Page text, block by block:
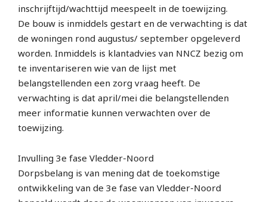
inschrijftijd/wachttijd meespeelt in de toewijzing.
De bouw is inmiddels gestart en de verwachting is dat
de woningen rond augustus/ september opgeleverd
worden. Inmiddels is klantadvies van NNCZ bezig om
te inventariseren wie van de lijst met
belangstellenden een zorg vraag heeft. De
verwachting is dat april/mei die belangstellenden
meer informatie kunnen verwachten over de
toewijzing.
Invulling 3e fase Vledder-Noord
Dorpsbelang is van mening dat de toekomstige
ontwikkeling van de 3e fase van Vledder-Noord